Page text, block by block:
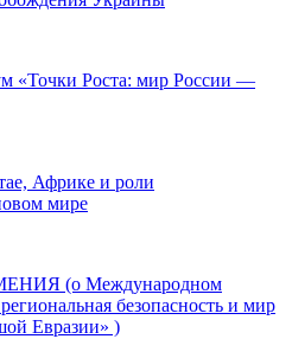
«Точки Роста: мир России —
Африке и роли
мире
(о Международном
безопасность и мир
Евразии» )